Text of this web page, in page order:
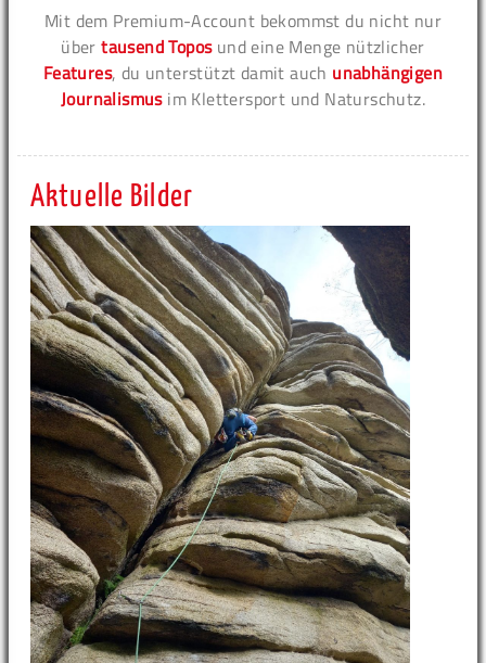
Mit dem Premium-Account bekommst du nicht nur
übertausend Toposund eine Menge nützlicher
Features, du unterstützt damit auch unabhängigen
Journalismusim Klettersport und Naturschutz.
Aktuelle Bilder